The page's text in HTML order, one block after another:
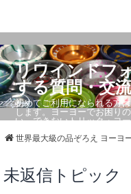
リワインドフ
する質問・交
初めてご利用になられる方
します。ヨーヨーでお困り
い。できないトリック・ヨ
世界最大級の品ぞろえ ヨーヨ
未返信トピック